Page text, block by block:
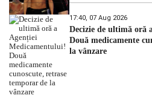
17:40, 07 Aug 2026
Decizie de ultimă oră
Două medicamente
la vânzare